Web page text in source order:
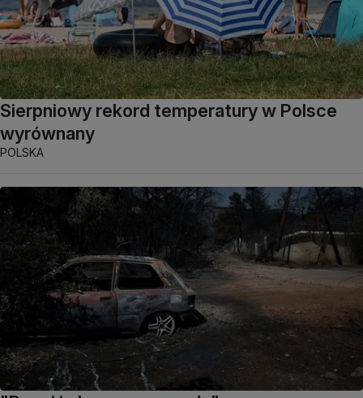
Sierpniowy rekord temperatury w Polsce
wyrównany
POLSKA